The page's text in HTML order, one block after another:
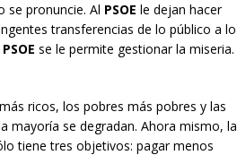
se pronuncie. Al PSOE le dejan hacer
transferencias de lo público a lo
PSOE se le permite gestionar la miseria.
ricos, los pobres más pobres y las
mayoría se degradan. Ahora mismo, la
tiene tres objetivos: pagar menos